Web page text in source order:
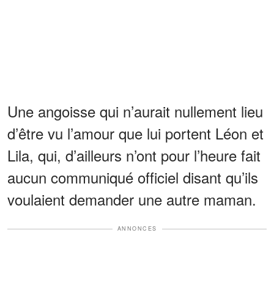
Une angoisse qui n’aurait nullement lieu
d’être vu l’amour que lui portent Léon et
Lila, qui, d’ailleurs n’ont pour l’heure fait
aucun communiqué officiel disant qu’ils
voulaient demander une autre maman.
ANNONCES